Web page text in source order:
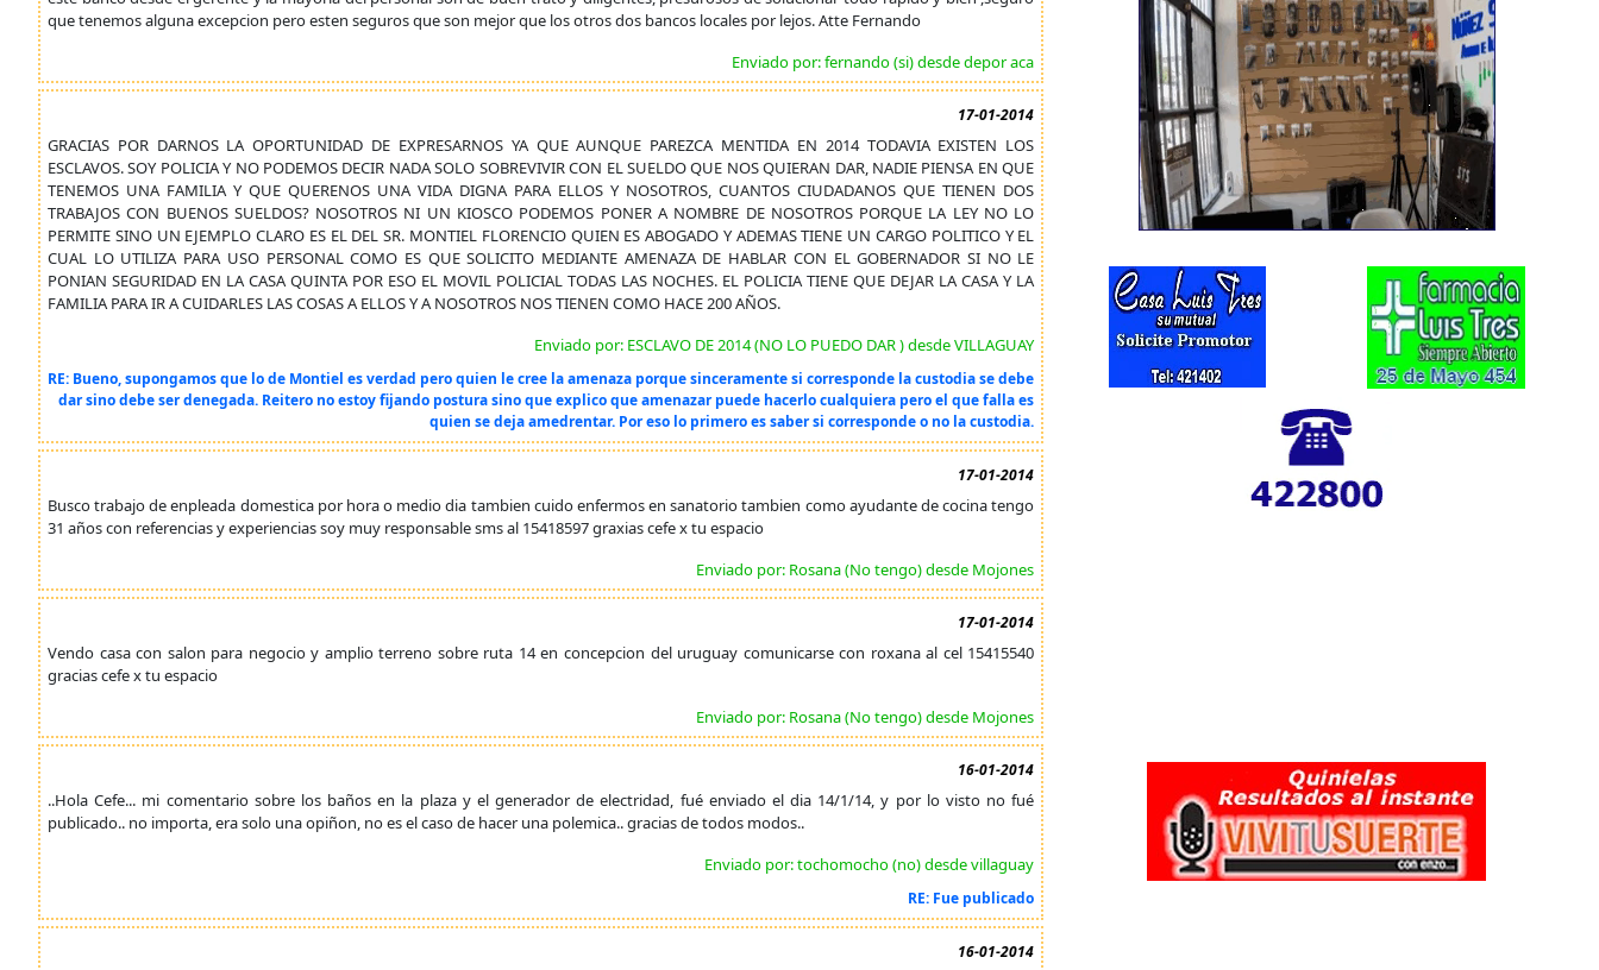
que tenemos alguna excepcion pero esten seguros que son mejor que los otros dos bancos locales por lejos. Atte Fernando
Enviado por: fernando (si) desde depor aca
17-01-2014
GRACIAS POR DARNOS LA OPORTUNIDAD DE EXPRESARNOS YA QUE AUNQUE PAREZCA MENTIDA EN 2014 TODAVIA EXISTEN LOS
ESCLAVOS. SOY POLICIA Y NO PODEMOS DECIR NADA SOLO SOBREVIVIR CON EL SUELDO QUE NOS QUIERAN DAR, NADIE PIENSA EN QUE
TENEMOS UNA FAMILIA Y QUE QUERENOS UNA VIDA DIGNA PARA ELLOS Y NOSOTROS, CUANTOS CIUDADANOS QUE TIENEN DOS
TRABAJOS CON BUENOS SUELDOS? NOSOTROS NI UN KIOSCO PODEMOS PONER A NOMBRE DE NOSOTROS PORQUE LA LEY NO LO
PERMITE SINO UN EJEMPLO CLARO ES EL DEL SR. MONTIEL FLORENCIO QUIEN ES ABOGADO Y ADEMAS TIENE UN CARGO POLITICO Y EL
CUAL LO UTILIZA PARA USO PERSONAL COMO ES QUE SOLICITO MEDIANTE AMENAZA DE HABLAR CON EL GOBERNADOR SI NO LE
PONIAN SEGURIDAD EN LA CASA QUINTA POR ESO EL MOVIL POLICIAL TODAS LAS NOCHES. EL POLICIA TIENE QUE DEJAR LA CASA Y LA
FAMILIA PARA IR A CUIDARLES LAS COSAS A ELLOS Y A NOSOTROS NOS TIENEN COMO HACE 200 AÑOS.
Enviado por: ESCLAVO DE 2014 (NO LO PUEDO DAR ) desde VILLAGUAY
RE: Bueno, supongamos que lo de Montiel es verdad pero quien le cree la amenaza porque sinceramente si corresponde la custodia se debe
dar sino debe ser denegada. Reitero no estoy fijando postura sino que explico que amenazar puede hacerlo cualquiera pero el que falla es
quien se deja amedrentar. Por eso lo primero es saber si corresponde o no la custodia.
17-01-2014
Busco trabajo de enpleada domestica por hora o medio dia tambien cuido enfermos en sanatorio tambien como ayudante de cocina tengo
31 años con referencias y experiencias soy muy responsable sms al 15418597 graxias cefe x tu espacio
Enviado por: Rosana (No tengo) desde Mojones
17-01-2014
Vendo casa con salon para negocio y amplio terreno sobre ruta 14 en concepcion del uruguay comunicarse con roxana al cel 15415540
gracias cefe x tu espacio
Enviado por: Rosana (No tengo) desde Mojones
16-01-2014
..Hola Cefe... mi comentario sobre los baños en la plaza y el generador de electridad, fué enviado el dia 14/1/14, y por lo visto no fué
publicado.. no importa, era solo una opiñon, no es el caso de hacer una polemica.. gracias de todos modos..
Enviado por: tochomocho (no) desde villaguay
RE: Fue publicado
16-01-2014